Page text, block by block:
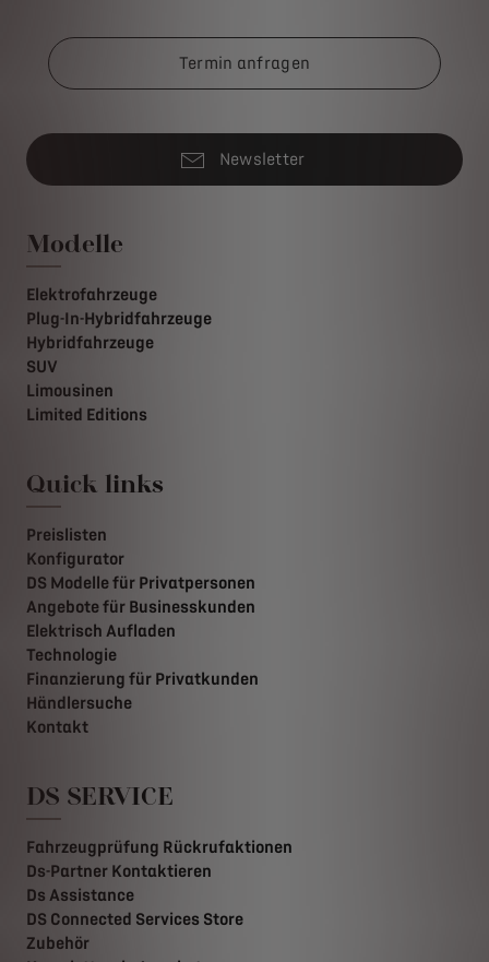
Termin anfragen
Newsletter
Modelle
Elektrofahrzeuge
Plug-In-Hybridfahrzeuge
Hybridfahrzeuge
SUV
Limousinen
Limited Editions
Quick links
Preislisten
Konfigurator
DS Modelle für Privatpersonen
Angebote für Businesskunden
Elektrisch Aufladen
Technologie
Finanzierung für Privatkunden
Händlersuche
Kontakt
DS SERVICE
Fahrzeugprüfung Rückrufaktionen
Ds-Partner Kontaktieren
Ds Assistance
DS Connected Services Store
Zubehör